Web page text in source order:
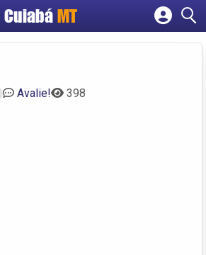
Cuiabá MT
Cadastrar empresa
Avalie! 398